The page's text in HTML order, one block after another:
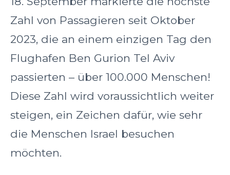
Zahl von Passagieren seit Oktober
2023, die an einem einzigen Tag den
Flughafen Ben Gurion Tel Aviv
passierten – über 100.000 Menschen!
Diese Zahl wird voraussichtlich weiter
steigen, ein Zeichen dafür, wie sehr
die Menschen Israel besuchen
möchten.